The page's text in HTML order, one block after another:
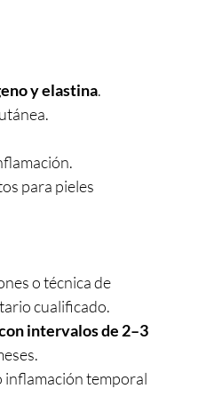
y elastina.
para pieles
o técnica de
cualificado.
intervalos de 2–3
inflamación temporal